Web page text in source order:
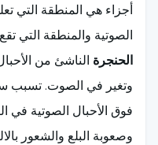
أجزاء هي المنطقة التي
الصوتية والمنطقة التي
الحنجرة الناشئ من
وتغير في الصوت. تسبب
فوق الأحبال الصوتية في
وصعوبة البلع والشعور